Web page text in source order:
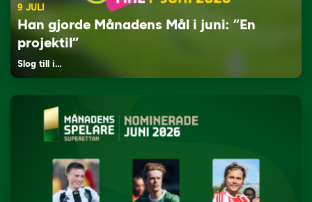
9 JULI
Han gjorde Månadens Mål i juni: ”En
projektil”
Slog till i…